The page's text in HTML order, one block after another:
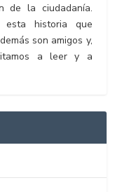
de la ciudadanía.
historia que
son amigos y,
a leer y a